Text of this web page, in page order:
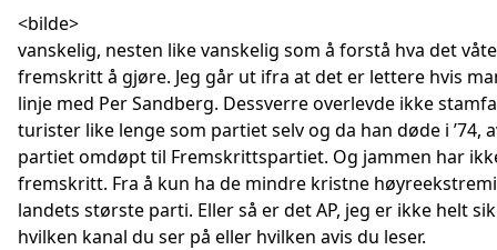
<bilde>
vanskelig, nesten like vanskelig som å forstå hva det
fremskritt å gjøre. Jeg går ut ifra at det er lettere hvis
linje med Per Sandberg. Dessverre overlevde ikke
turister like lenge som partiet selv og da han døde i ’74,
partiet omdøpt til Fremskrittspartiet. Og jammen har
fremskritt. Fra å kun ha de mindre kristne
landets største parti. Eller så er det AP, jeg er ikke helt
hvilken kanal du ser på eller hvilken avis du leser.